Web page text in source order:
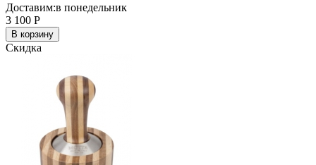
Доставим:в понедельник
3 100 Р
В корзину
Скидка